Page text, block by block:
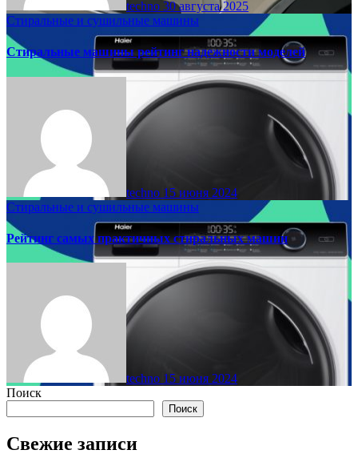
techno 30 августа 2025
Стиральные и сушильные машины
Стиральные машины рейтинг надежности моделей
techno 15 июня 2024
Стиральные и сушильные машины
Рейтинг самых практичных стиральных машин
techno 15 июня 2024
Поиск
Поиск
Свежие записи